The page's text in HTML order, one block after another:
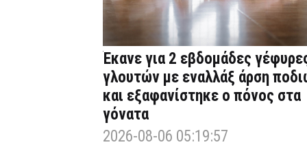
Έκανε για 2 εβδομάδες
γλουτών με εναλλάξ άρση
και εξαφανίστηκε ο πόνος στα
γόνατα
2026-08-06 05:19:57